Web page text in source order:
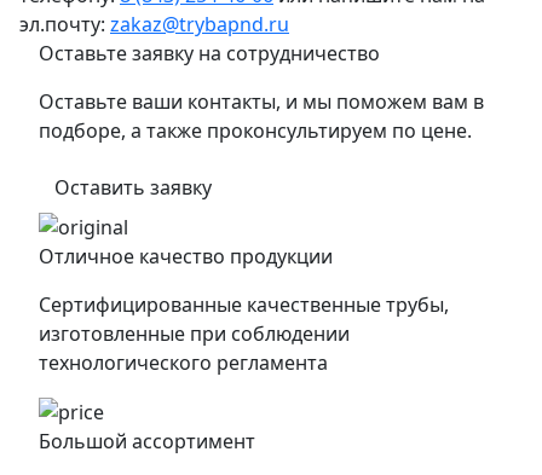
эл.почту: zakaz@trybapnd.ru
Оставьте заявку на сотрудничество
Оставьте ваши контакты, и мы поможем вам в
подборе, а также проконсультируем по цене.
Оставить заявку
Отличное качество продукции
Сертифицированные качественные трубы,
изготовленные при соблюдении
технологического регламента
Большой ассортимент